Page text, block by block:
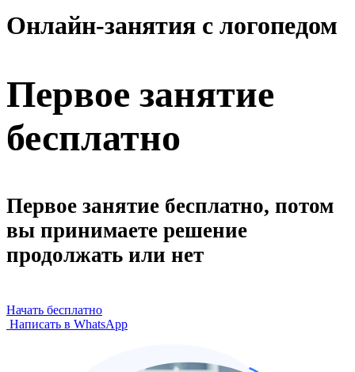
Онлайн-занятия с логопедом
Первое занятие
бесплатно
Первое занятие бесплатно, потом
вы принимаете решение
продолжать или нет
Начать бесплатно
Написать в WhatsApp